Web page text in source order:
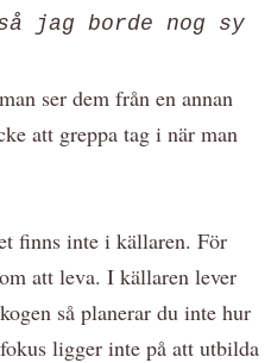
jag borde nog sy
ser dem från en annan
att greppa tag i när man
finns inte i källaren. För
att leva. I källaren lever
så planerar du inte hur
ligger inte på att utbilda